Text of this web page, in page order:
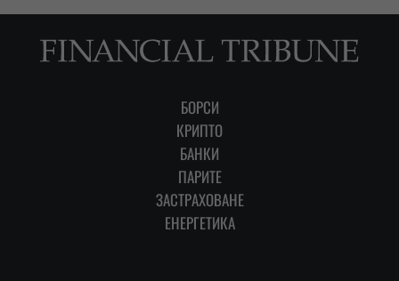
БОРСИ
КРИПТО
БАНКИ
ПАРИТЕ
ЗАСТРАХОВАНЕ
ЕНЕРГЕТИКА